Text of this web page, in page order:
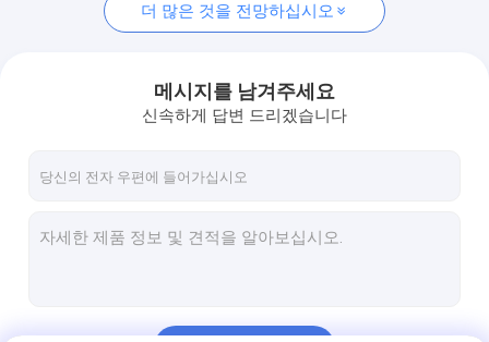
퍼킨스 과급기
토요타 과급기
애벌레 과급기
더 많은 것을 전망하십시오
메시지를 남겨주세요
신속하게 답변 드리겠습니다